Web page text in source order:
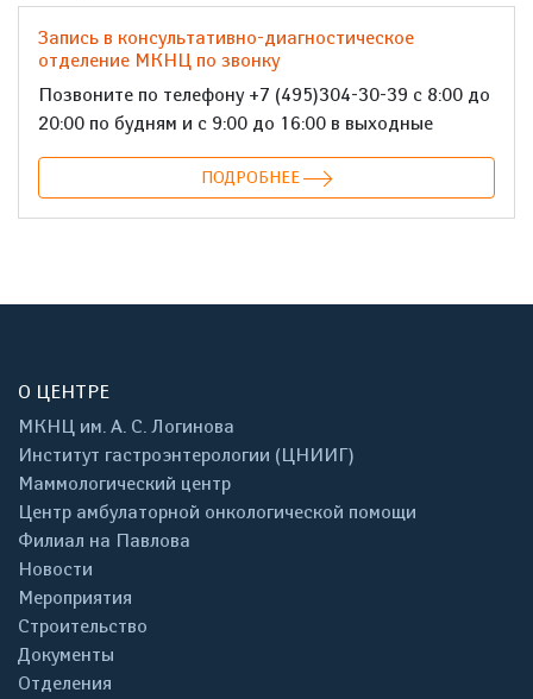
Запись в консультативно-диагностическое
отделение МКНЦ по звонку
Позвоните по телефону +7 (495)304-30-39 с 8:00 до
20:00 по будням и с 9:00 до 16:00 в выходные
ПОДРОБНЕЕ
О ЦЕНТРЕ
МКНЦ им. А. С. Логинова
Институт гастроэнтерологии (ЦНИИГ)
Маммологический центр
Центр амбулаторной онкологической помощи
Филиал на Павлова
Новости
Мероприятия
Строительство
Документы
Отделения